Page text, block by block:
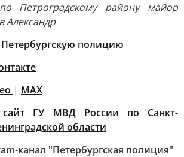
Петроградскому району майор
Александр
Петербургскую полицию
| MAX
ГУ МВД России по Санкт-
области
канал "Петербургская полиция"